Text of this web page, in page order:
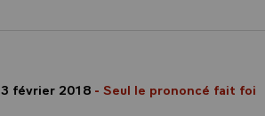
3 février 2018 - Seul le prononcé fait foi